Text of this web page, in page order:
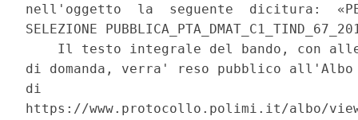
nell'oggetto  la  seguente  dicitura:  «PEC
SELEZIONE
Il testo integrale del bando, con
di domanda, verra' reso pubblico
di
https://www.protocollo.polimi.it/albo/